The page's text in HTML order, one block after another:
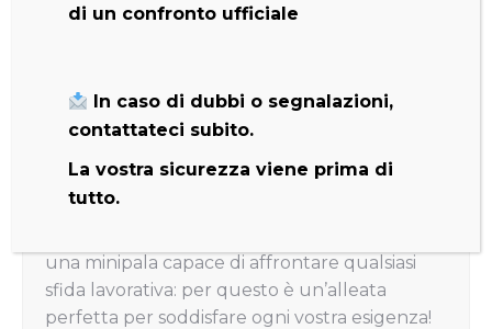
cinematismo di sollevamento, che in
un carico di ribaltamento di 3.915 kg e una
capacità operativa di 1.350 kg, che è
di ben +35%.
una minipala capace di affrontare qualsiasi
sfida lavorativa: per questo è un’alleata
perfetta per soddisfare ogni vostra esigenza!
di un confronto ufficiale
In caso di dubbi o segnalazioni,
contattateci subito.
La vostra sicurezza viene prima di
tutto.